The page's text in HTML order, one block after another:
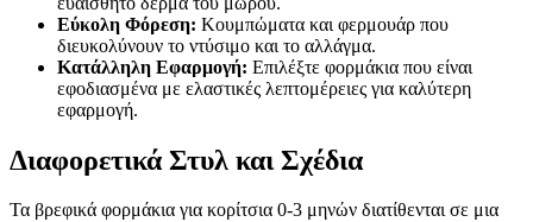
Εύκολη Φόρεση: Κουμπώματα και φερμουάρ που
διευκολύνουν το ντύσιμο και το αλλάγμα.
Κατάλληλη Εφαρμογή: Επιλέξτε φορμάκια που είναι
εφοδιασμένα με ελαστικές λεπτομέρειες για καλύτερη
εφαρμογή.
Διαφορετικά Στυλ και Σχέδια
Τα βρεφικά φορμάκια για κορίτσια 0-3 μηνών διατίθενται σε μια